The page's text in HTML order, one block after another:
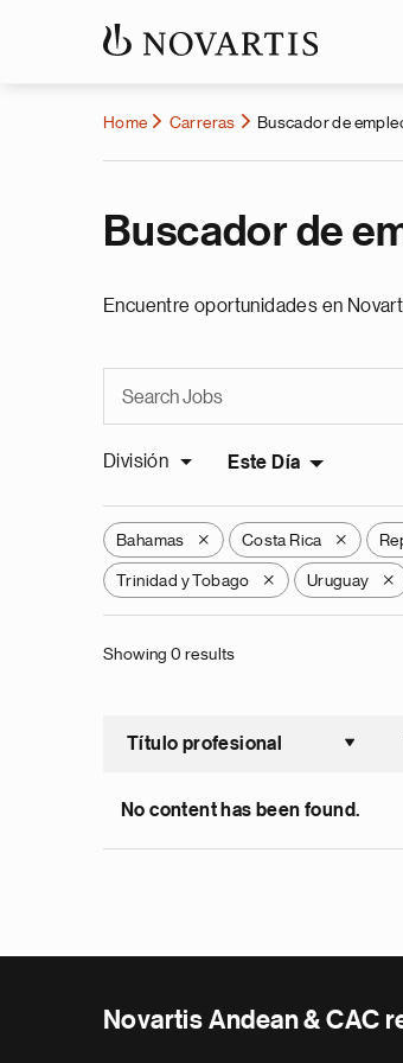
Home Carreras Buscador de
Buscador de
Encuentre oportunidades en
División Este Día
Bahamas X Costa Rica X
Trinidad y Tobago X Uruguay X
Showing 0 results
Título profesional
No content has been found.
Novartis Andean & CAC